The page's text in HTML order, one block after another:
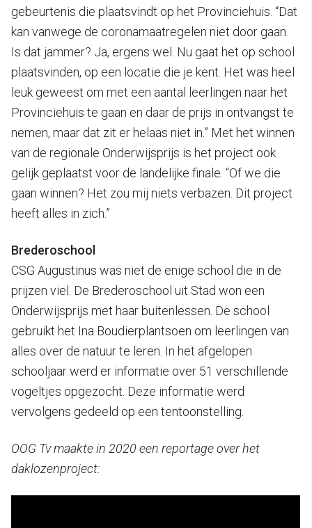
gebeurtenis die plaatsvindt op het Provinciehuis. “Dat
kan vanwege de coronamaatregelen niet door gaan.
Is dat jammer? Ja, ergens wel. Nu gaat het op school
plaatsvinden, op een locatie die je kent. Het was heel
leuk geweest om met een aantal leerlingen naar het
Provinciehuis te gaan en daar de prijs in ontvangst te
nemen, maar dat zit er helaas niet in.” Met het winnen
van de regionale Onderwijsprijs is het project ook
gelijk geplaatst voor de landelijke finale. “Of we die
gaan winnen? Het zou mij niets verbazen. Dit project
heeft alles in zich.”
Brederoschool
CSG Augustinus was niet de enige school die in de
prijzen viel. De Brederoschool uit Stad won een
Onderwijsprijs met haar buitenlessen. De school
gebruikt het Ina Boudierplantsoen om leerlingen van
alles over de natuur te leren. In het afgelopen
schooljaar werd er informatie over 51 verschillende
vogeltjes opgezocht. Deze informatie werd
vervolgens gedeeld op een tentoonstelling.
OOG Tv maakte in 2020 een reportage over het
daklozenproject: